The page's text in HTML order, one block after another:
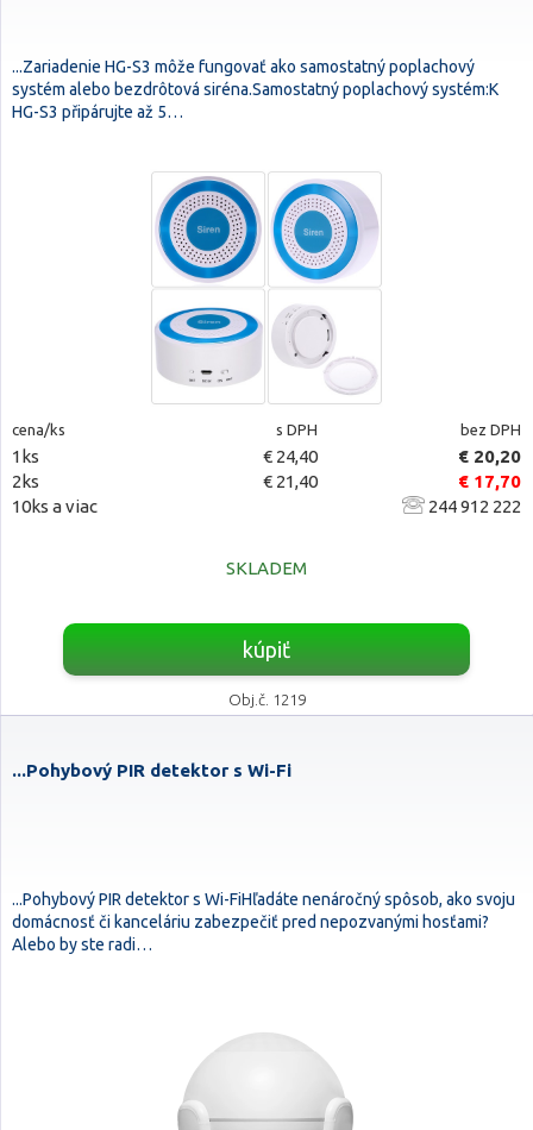
...Zariadenie HG-S3 môže fungovať ako samostatný poplachový
systém alebo bezdrôtová siréna.Samostatný poplachový systém:K
HG-S3 připárujte až 5…
cena/ks s DPH bez DPH
1ks € 24,40
€ 20,20
2ks
€ 21,40
€ 17,70
10ks a viac
244 912 222
SKLADEM
kúpiť
Obj.č. 1219
...Pohybový PIR detektor s Wi-Fi
...Pohybový PIR detektor s Wi-FiHľadáte nenáročný spôsob, ako svoju
domácnosť či kanceláriu zabezpečiť pred nepozvanými hosťami?
Alebo by ste radi…